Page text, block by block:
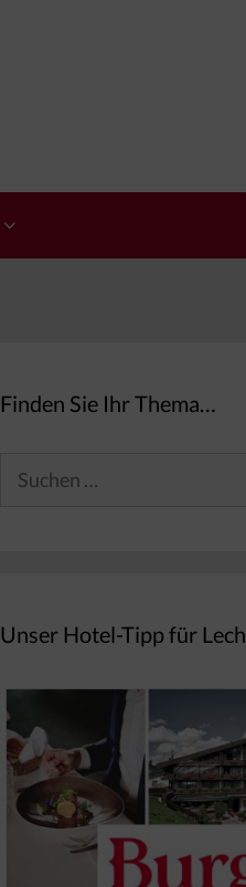
Finden Sie Ihr Thema…
Unser Hotel-Tipp für Lech